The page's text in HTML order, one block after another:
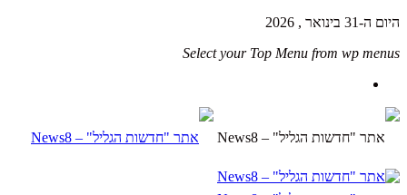
היום ה-31 בינואר , 2026
Select your Top Menu from wp menus